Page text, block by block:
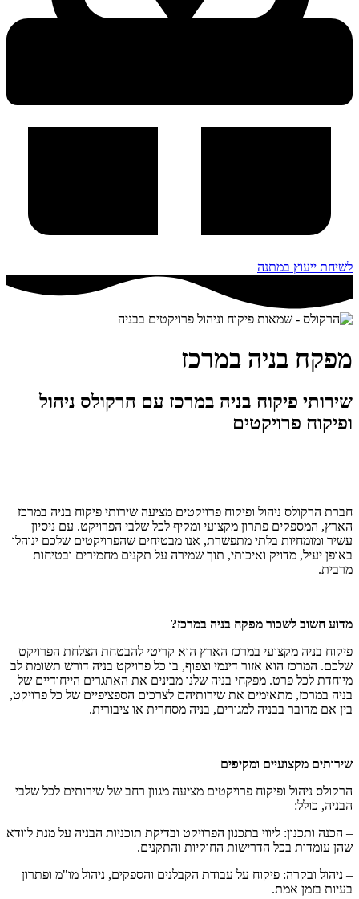
לשיחת ייעוץ במתנה
מפקח בניה במרכז
שירותי פיקוח בניה במרכז עם הרקולס ניהול
ופיקוח פרויקטים
חברת הרקולס ניהול ופיקוח פרויקטים מציעה שירותי פיקוח בניה במרכז
הארץ, המספקים פתרון מקצועי ומקיף לכל שלבי הפרויקט. עם ניסיון
עשיר ומומחיות בלתי מתפשרת, אנו מבטיחים שהפרויקטים שלכם ינוהלו
באופן יעיל, מדויק ואיכותי, תוך שמירה על תקנים מחמירים ובטיחות
מרבית.
מדוע חשוב לשכור מפקח בניה במרכז?
פיקוח בניה מקצועי במרכז הארץ הוא קריטי להבטחת הצלחת הפרויקט
שלכם. המרכז הוא אזור דינמי וצפוף, בו כל פרויקט בניה דורש תשומת לב
מיוחדת לכל פרט. מפקחי בניה שלנו מבינים את האתגרים הייחודיים של
בניה במרכז, מתאימים את שירותיהם לצרכים הספציפיים של כל פרויקט,
בין אם מדובר בבניה למגורים, בניה מסחרית או ציבורית.
שירותים מקצועיים ומקיפים
הרקולס ניהול ופיקוח פרויקטים מציעה מגוון רחב של שירותים לכל שלבי
הבניה, כולל:
– הכנה ותכנון: ליווי בתכנון הפרויקט ובדיקת תוכניות הבניה על מנת לוודא
שהן עומדות בכל הדרישות החוקיות והתקנים.
– ניהול ובקרה: פיקוח על עבודת הקבלנים והספקים, ניהול מו"מ ופתרון
בעיות בזמן אמת.